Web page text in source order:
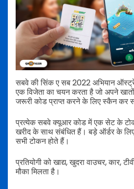
सबवे की सिंक ए सब 2022 अभियान
एक विजेता का चयन करता है जो अपने
जरूरी कोड प्राप्त करने के लिए स्कैन कर
प्रत्येक सबवे क्यूआर कोड में एक सेट के
खरीद के साथ संबंधित हैं। बड़े ऑर्डर के
सभी टोकन होते हैं।
प्रतियोगी को खाद्य, खुदरा वाउचर, कार,
मौका मिलता है।